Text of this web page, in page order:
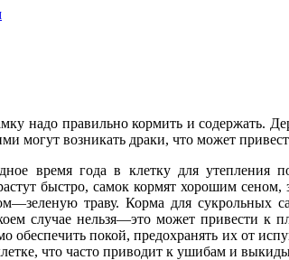
надо правильно кормить и содержать.
могут возникать драки, что может
время года в клетку для утепления
быстро, самок кормят хорошим сеном,
траву. Корма для сукрольных
случае нельзя—это может привести к
покой, предохранять их от
что часто приводит к ушибам и